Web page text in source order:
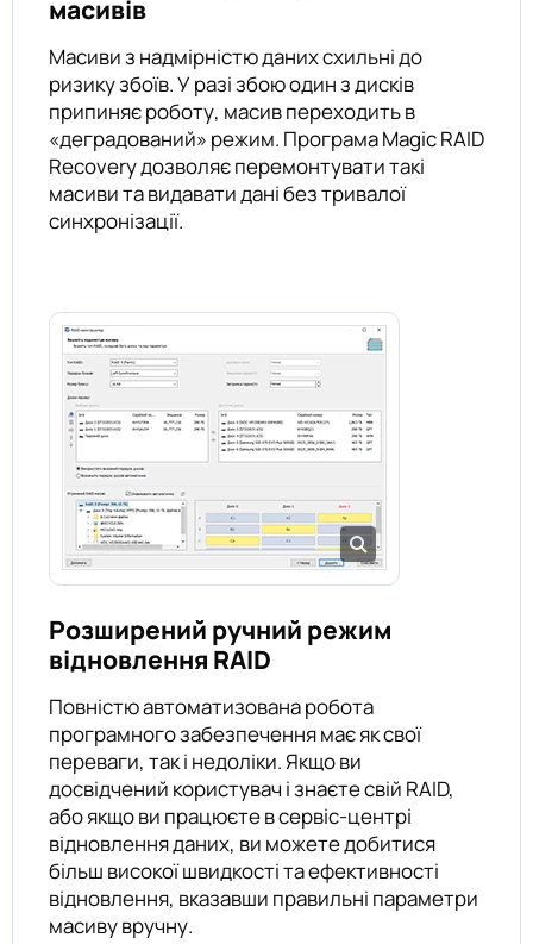
масивів
Масиви з надмірністю даних схильні до
ризику збоїв. У разі збою один з дисків
припиняє роботу, масив переходить в
«деградований» режим. Програма Magic RAID
Recovery дозволяє перемонтувати такі
масиви та видавати дані без тривалої
синхронізації.
Розширений ручний режим
відновлення RAID
Повністю автоматизована робота
програмного забезпечення має як свої
переваги, так і недоліки. Якщо ви
досвідчений користувач і знаєте свій RAID,
або якщо ви працюєте в сервіс-центрі
відновлення даних, ви можете добитися
більш високої швидкості та ефективності
відновлення, вказавши правильні параметри
масиву вручну.